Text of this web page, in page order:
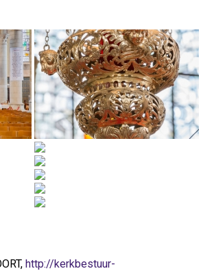
http://kerkbestuur-